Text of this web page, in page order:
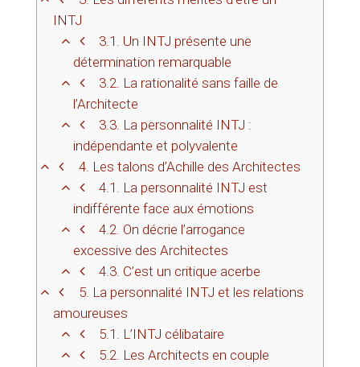
INTJ
3.1. Un INTJ présente une
détermination remarquable
3.2. La rationalité sans faille de
l’Architecte
3.3. La personnalité INTJ :
indépendante et polyvalente
4. Les talons d’Achille des Architectes
4.1. La personnalité INTJ est
indifférente face aux émotions
4.2. On décrie l’arrogance
excessive des Architectes
4.3. C’est un critique acerbe
5. La personnalité INTJ et les relations
amoureuses
5.1. L’INTJ célibataire
5.2. Les Architects en couple